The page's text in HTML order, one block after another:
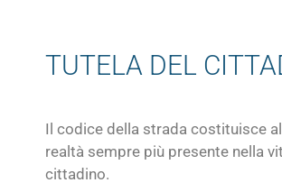
TUTELA DEL
Il codice della strada costituisce
realtà sempre più presente nella
cittadino.